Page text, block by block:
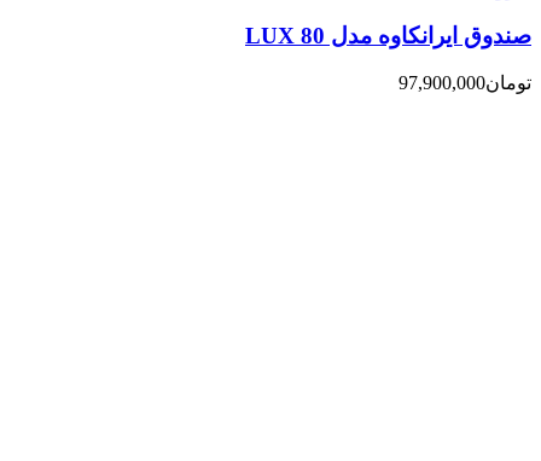
صندوق ایرانکاوه مدل 80 LUX
تومان97,900,000